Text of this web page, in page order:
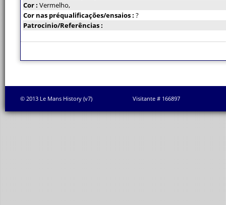
Cor : Vermelho,
Cor nas préqualificações/ensaios : ?
Patrocinio/Referências :
© 2013 Le Mans History (v7) Visitante # 166897